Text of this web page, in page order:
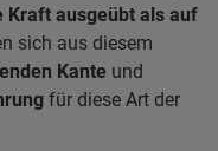
Kraft ausgeübt als auf
sich aus diesem
Kante und
für diese Art der